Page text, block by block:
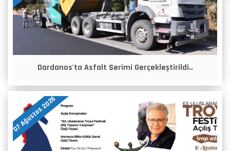
Dardanos'ta Asfalt Serimi Gerçekleştirildi..
07 Ağustos 2026